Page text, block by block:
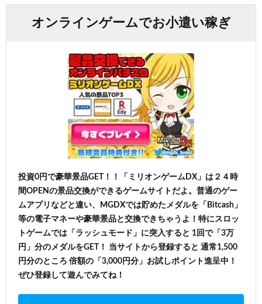
オンラインゲームでお小遣い稼ぎ
投資0円で豪華景品GET！！「ミリオンゲームDX」は２４時
間OPENの景品交換ができるゲームサイトだよ。普通のゲー
ムアプリなどと違い、MGDXでは貯めたメダルを「Bitcash」
等の電子マネーや豪華景品と交換できちゃうよ！特にスロッ
トゲームでは「ラッシュモード」に突入すると 1回で「3万
円」分のメダルをGET！ 当サイトから登録すると 通常1,500
円分のところ 倍額の「3,000円分」お試しポイント進呈中！
ぜひ登録して遊んでみてね！